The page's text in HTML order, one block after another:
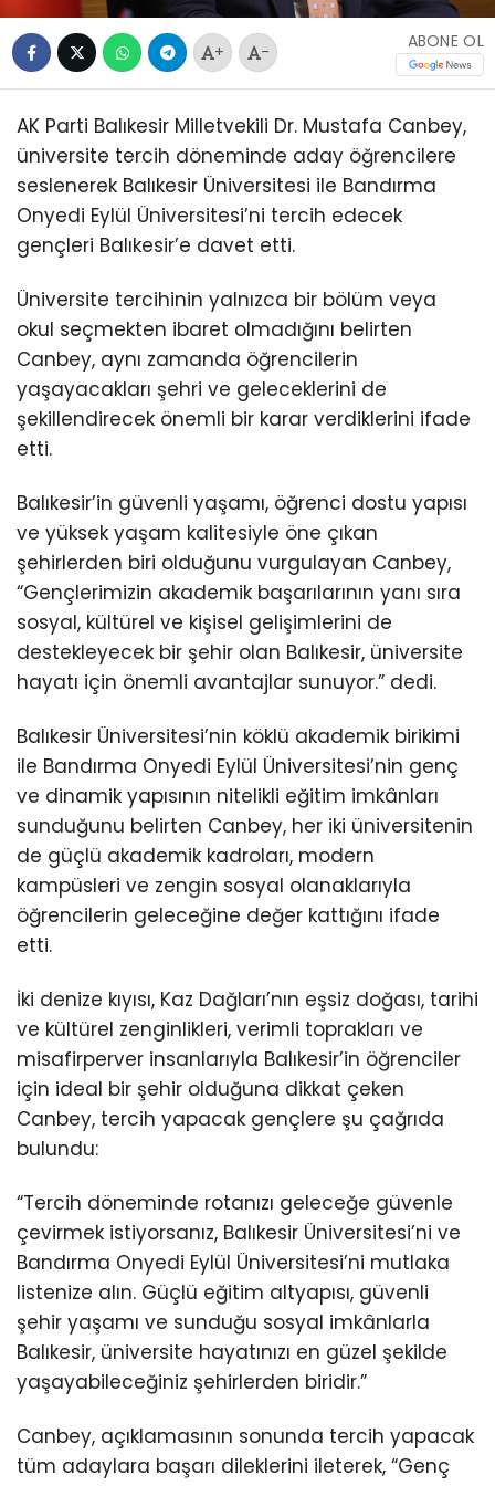
+ -
ABONE OL
AK Parti Balıkesir Milletvekili Dr. Mustafa Canbey,
üniversite tercih döneminde aday öğrencilere
seslenerek Balıkesir Üniversitesi ile Bandırma
Onyedi Eylül Üniversitesi’ni tercih edecek
gençleri Balıkesir’e davet etti.
Üniversite tercihinin yalnızca bir bölüm veya
okul seçmekten ibaret olmadığını belirten
Canbey, aynı zamanda öğrencilerin
yaşayacakları şehri ve geleceklerini de
şekillendirecek önemli bir karar verdiklerini ifade
etti.
Balıkesir’in güvenli yaşamı, öğrenci dostu yapısı
ve yüksek yaşam kalitesiyle öne çıkan
şehirlerden biri olduğunu vurgulayan Canbey,
“Gençlerimizin akademik başarılarının yanı sıra
sosyal, kültürel ve kişisel gelişimlerini de
destekleyecek bir şehir olan Balıkesir, üniversite
hayatı için önemli avantajlar sunuyor.” dedi.
Balıkesir Üniversitesi’nin köklü akademik birikimi
ile Bandırma Onyedi Eylül Üniversitesi’nin genç
ve dinamik yapısının nitelikli eğitim imkânları
sunduğunu belirten Canbey, her iki üniversitenin
de güçlü akademik kadroları, modern
kampüsleri ve zengin sosyal olanaklarıyla
öğrencilerin geleceğine değer kattığını ifade
etti.
İki denize kıyısı, Kaz Dağları’nın eşsiz doğası, tarihi
ve kültürel zenginlikleri, verimli toprakları ve
misafirperver insanlarıyla Balıkesir’in öğrenciler
için ideal bir şehir olduğuna dikkat çeken
Canbey, tercih yapacak gençlere şu çağrıda
bulundu:
“Tercih döneminde rotanızı geleceğe güvenle
çevirmek istiyorsanız, Balıkesir Üniversitesi’ni ve
Bandırma Onyedi Eylül Üniversitesi’ni mutlaka
listenize alın. Güçlü eğitim altyapısı, güvenli
şehir yaşamı ve sunduğu sosyal imkânlarla
Balıkesir, üniversite hayatınızı en güzel şekilde
yaşayabileceğiniz şehirlerden biridir.”
Canbey, açıklamasının sonunda tercih yapacak
tüm adaylara başarı dileklerini ileterek, “Genç